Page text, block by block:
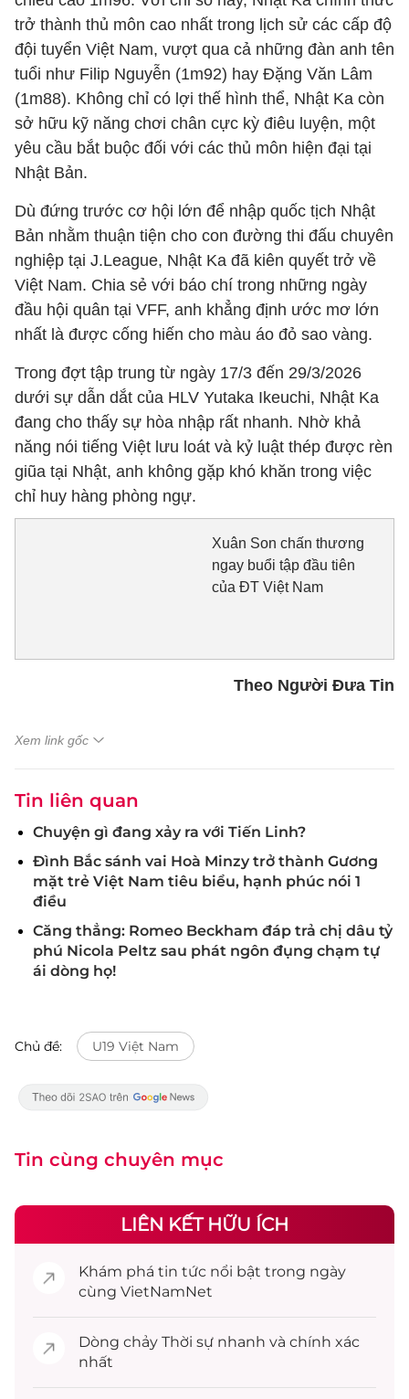
trở thành thủ môn cao nhất trong lịch sử các cấp độ
đội tuyển Việt Nam, vượt qua cả những đàn anh tên
tuổi như Filip Nguyễn (1m92) hay Đặng Văn Lâm
(1m88). Không chỉ có lợi thế hình thể, Nhật Ka còn
sở hữu kỹ năng chơi chân cực kỳ điêu luyện, một
yêu cầu bắt buộc đối với các thủ môn hiện đại tại
Nhật Bản.
Dù đứng trước cơ hội lớn để nhập quốc tịch Nhật
Bản nhằm thuận tiện cho con đường thi đấu chuyên
nghiệp tại J.League, Nhật Ka đã kiên quyết trở về
Việt Nam. Chia sẻ với báo chí trong những ngày
đầu hội quân tại VFF, anh khẳng định ước mơ lớn
nhất là được cống hiến cho màu áo đỏ sao vàng.
Trong đợt tập trung từ ngày 17/3 đến 29/3/2026
dưới sự dẫn dắt của HLV Yutaka Ikeuchi, Nhật Ka
đang cho thấy sự hòa nhập rất nhanh. Nhờ khả
năng nói tiếng Việt lưu loát và kỷ luật thép được rèn
giũa tại Nhật, anh không gặp khó khăn trong việc
chỉ huy hàng phòng ngự.
Xuân Son chấn thương
ngay buổi tập đầu tiên
của ĐT Việt Nam
Theo Người Đưa Tin
Xem link gốc
Tin liên quan
Chuyện gì đang xảy ra với Tiến Linh?
Đình Bắc sánh vai Hoà Minzy trở thành Gương
mặt trẻ Việt Nam tiêu biểu, hạnh phúc nói 1
điều
Căng thẳng: Romeo Beckham đáp trả chị dâu tỷ
phú Nicola Peltz sau phát ngôn đụng chạm tự
ái dòng họ!
Chủ đề: U19 Việt Nam
Tin cùng chuyên mục
LIÊN KẾT HỮU ÍCH
Khám phá tin tức nổi bật trong ngày
cùng VietNamNet
Dòng chảy Thời sự nhanh và chính xác
nhất